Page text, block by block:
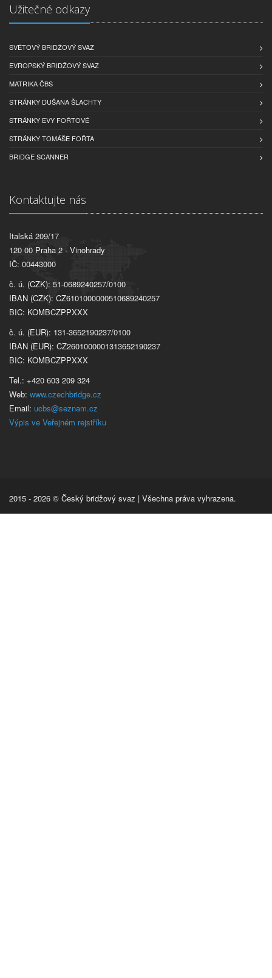
Užitečné odkazy
SVĚTOVÝ BRIDŽOVÝ SVAZ
EVROPSKÝ BRIDŽOVÝ SVAZ
MATRIKA ČBS
STRÁNKY DUŠANA ŠLACHTY
STRÁNKY EVY FOŘTOVÉ
STRÁNKY TOMÁŠE FOŘTA
BRIDGE SCANNER
Kontaktujte nás
Italská 209/17
120 00 Praha 2 - Vinohrady
IČ: 00443000
č. ú. (CZK): 51-0689240257/0100
IBAN (CZK): CZ6101000000510689240257
BIC: KOMBCZPPXXX
č. ú. (EUR): 131-3652190237/0100
IBAN (EUR): CZ2601000001313652190237
BIC: KOMBCZPPXXX
Tel.: +420 603 209 324
Web: www.czechbridge.cz
Email: ucbs@seznam.cz
Výpis ve Veřejném rejstříku
2015 - 2026 © Český bridžový svaz | Všechna práva vyhrazena.